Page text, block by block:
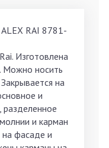
RAI 8781-
Изготовлена
Можно носить
на
и
и карман
фасаде и